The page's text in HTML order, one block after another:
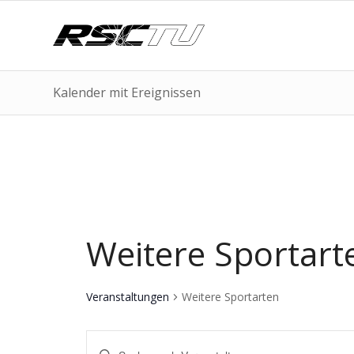
Kalender mit Ereignissen
Weitere
Veranstaltungen Weitere Sportarten
Veranstaltungen
Bitte